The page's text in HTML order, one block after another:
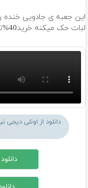
این جعبه ی جادویی خنده
لبات حک میکنه خرید40%تخفیف
دانلود از اونلی